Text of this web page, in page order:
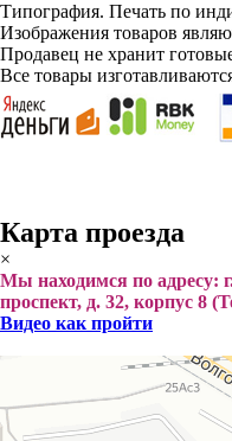
Типография. Печать по
Изображения товаров
Продавец не хранит
Все товары
Карта проезда
×
Мы находимся по адресу:
проспект, д. 32, корпус 8
Видео как пройти